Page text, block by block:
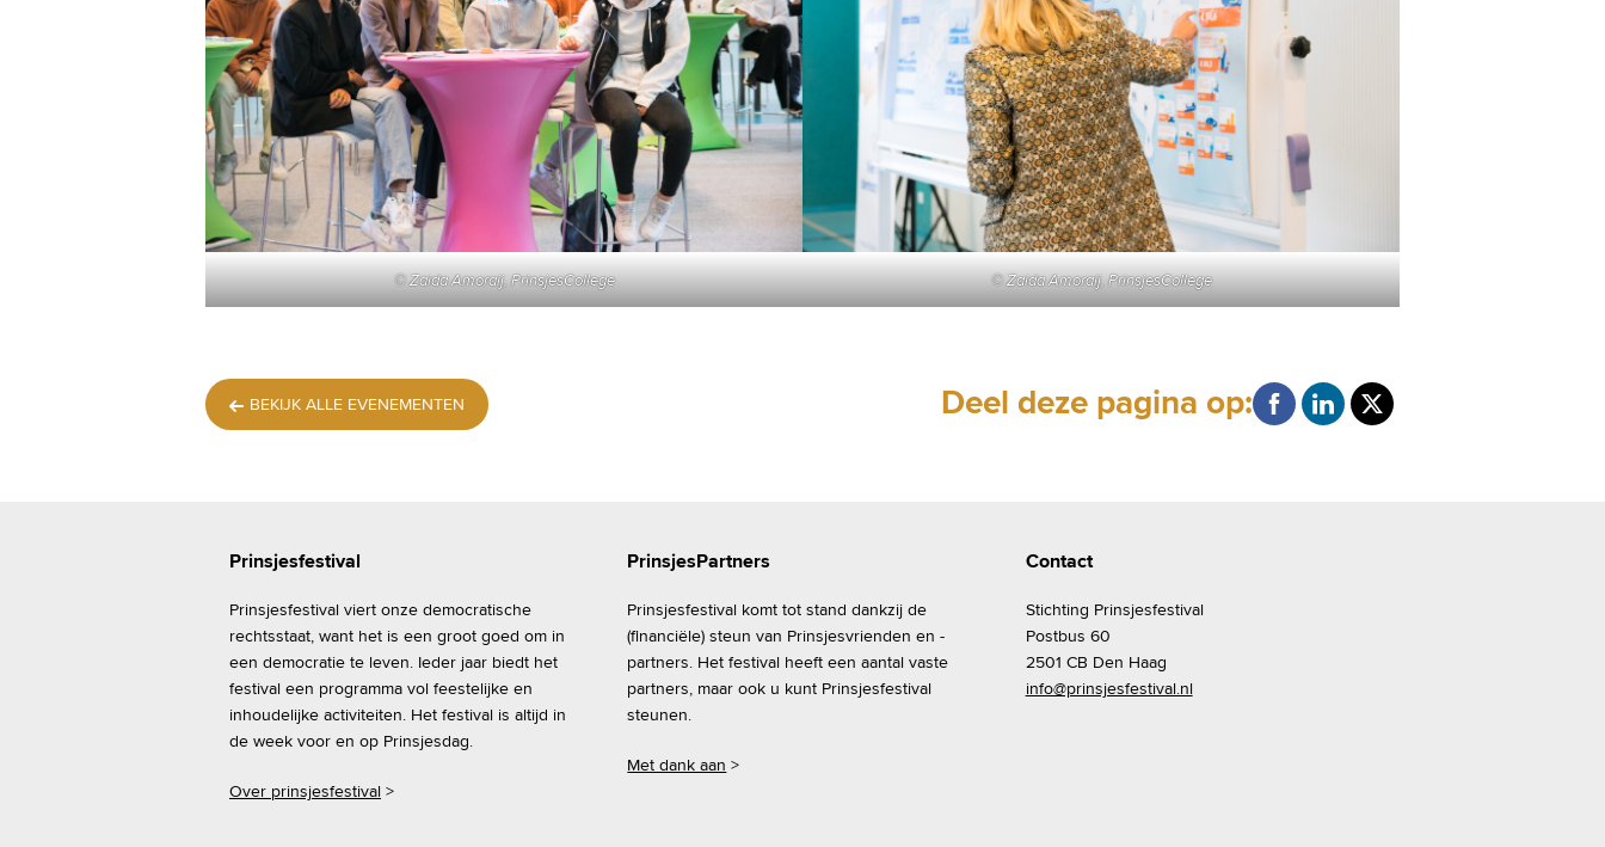
© Zaida Amoraij, PrinsjesCollege © Zaida Amoraij, PrinsjesCollege
BEKIJK ALLE EVENEMENTEN Deel deze pagina op:
Prinsjesfestival
Prinsjesfestival viert onze democratische
rechtsstaat, want het is een groot goed om in
een democratie te leven. Ieder jaar biedt het
festival een programma vol feestelijke en
inhoudelijke activiteiten. Het festival is altijd in
de week voor en op Prinsjesdag.
Over prinsjesfestival >
PrinsjesPartners
Prinsjesfestival komt tot stand dankzij de
(financiële) steun van Prinsjesvrienden en -
partners. Het festival heeft een aantal vaste
partners, maar ook u kunt Prinsjesfestival
steunen.
Met dank aan >
Contact
Stichting Prinsjesfestival
Postbus 60
2501 CB Den Haag
info@prinsjesfestival.nl